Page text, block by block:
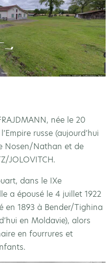
née le 20
russe (aujourd’hui
Nosen/Nathan et de
JOLOVITCH.
dans le IXe
a épousé le 4 juillet 1922
en 1893 à Bender/Tighina
en Moldavie), alors
en fourrures et